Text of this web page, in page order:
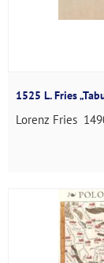
1525 L. Fries
Lorenz Fries